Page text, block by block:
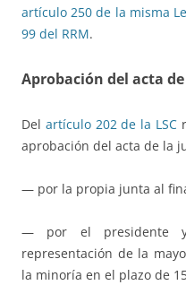
artículo 250 de la misma
99 del RRM.
Aprobación del acta
Del artículo 202 de la LSC
aprobación del acta de la
— por la propia junta al
— por el presidente
representación de la
la minoría en el plazo de